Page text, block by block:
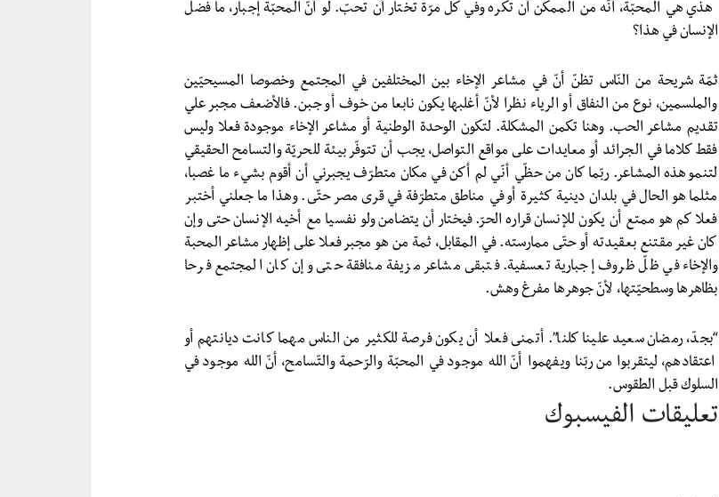
هذي هي المحبّة، أنّه من الممكن أن تكره وفي كلّ مرّة تختار أن تحبّ. لو أنّ المحبّة إجبار، ما فضل
الإنسان في هذا؟
ثمّة شريحة من النّاس تظنّ أنّ في مشاعر الإخاء بين المختلفين في المجتمع وخصوصا المسيحيّين
والملسمين، نوع من النفاق أو الرياء نظرا لأنّ أغلبها يكون نابعا من خوف أو جبن. فالأضعف مجبر علي
تقديم مشاعر الحب. وهنا تكمن المشكلة. لتكون الوحدة الوطنية أو مشاعر الإخاء موجودة فعلا وليس
فقط كلاما في الجرائد أو معايدات على مواقع التواصل، يجب أن تتوفّر بيئة للحريّة والتسامح الحقيقي
لتنمو هذه المشاعر. ربّما كان من حظّي أنّي لم أكن في مكان متطرّف يجبرني أن أقوم بشيء ما غصبا،
مثلما هو الحال في بلدان دينية كثيرة أو في مناطق متطرّفة في قرى مصر حتّى. وهذا ما جعلني أختبر
فعلا كم هو ممتع أن يكون للإنسان قراره الحرّ. فيختار أن يتضامن ولو نفسيا مع أخيه الإنسان حتى وإن
كان غير مقتنع بعقيدته أو حتّى ممارسته. في المقابل، ثمة من هو مجبر فعلا على إظهار مشاعر المحبة
والإخاء في ظلّ ظروف إجبارية تعسفية. فتبقى مشاعر مزيفة منافقة حتى وإن كان المجتمع فرحا
بظاهرها وسطحيّتها، لأنّ جوهرها مفرغ وهش.
“بجدّ، رمضان سعيد علينا كلنا”. أتمنى فعلا أن يكون فرصة للكثير من الناس مهما كانت ديانتهم أو
اعتقادهم، ليتقربوا من ربّنا ويفهموا أنّ الله موجود في المحبّة والرّحمة والتّسامح، أنّ الله موجود في
السلوك قبل الطقوس.
تعليقات الفيسبوك